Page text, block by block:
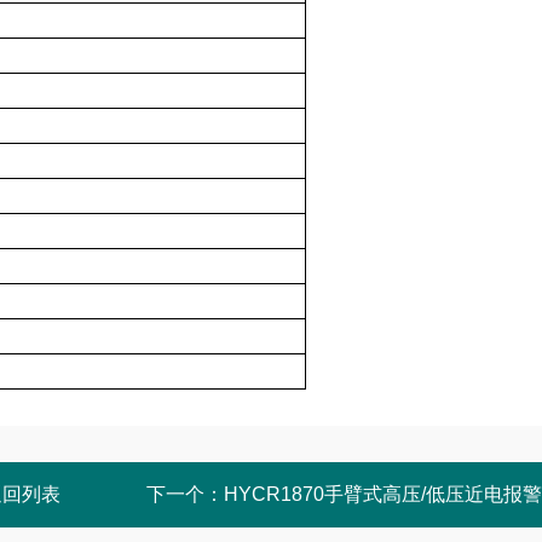
列表 下一个： HYCR1870手臂式高压/低压近电报